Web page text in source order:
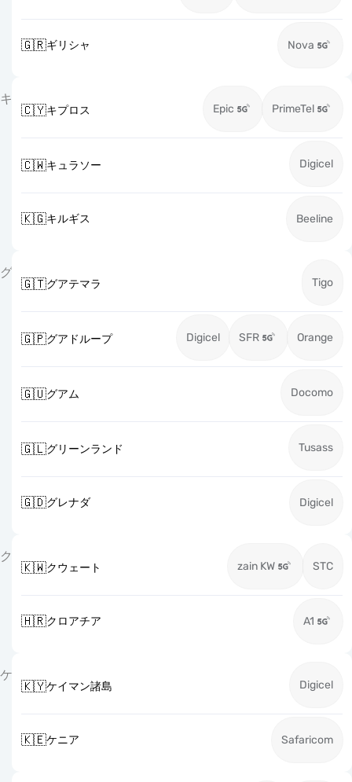
🇬🇷ギリシャ Nova
キ
🇨🇾キプロス Epic PrimeTel
🇨🇼キュラソー Digicel
🇰🇬キルギス Beeline
グ
🇬🇹グアテマラ Tigo
🇬🇵グアドループ Digicel SFR Orange
🇬🇺グアム Docomo
🇬🇱グリーンランド Tusass
🇬🇩グレナダ Digicel
ク
🇰🇼クウェート zain KW STC
🇭🇷クロアチア A1
ケ
🇰🇾ケイマン諸島 Digicel
🇰🇪ケニア Safaricom